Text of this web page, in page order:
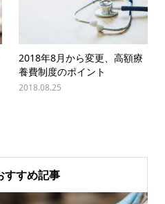
2018年8月から変更、高額療
養費制度のポイント
2018.08.25
すすめ記事